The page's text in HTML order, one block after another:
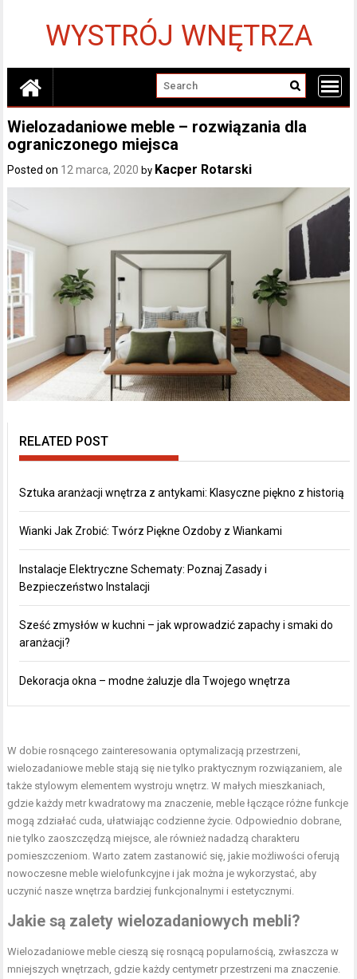
WYSTRÓJ WNĘTRZA
Wielozadaniowe meble – rozwiązania dla
ograniczonego miejsca
Posted on 12 marca, 2020 by Kacper Rotarski
RELATED POST
Sztuka aranżacji wnętrza z antykami: Klasyczne piękno z historią
Wianki Jak Zrobić: Twórz Piękne Ozdoby z Wiankami
Instalacje Elektryczne Schematy: Poznaj Zasady i
Bezpieczeństwo Instalacji
Sześć zmysłów w kuchni – jak wprowadzić zapachy i smaki do
aranżacji?
Dekoracja okna – modne żaluzje dla Twojego wnętrza
W dobie rosnącego zainteresowania optymalizacją przestrzeni,
wielozadaniowe meble stają się nie tylko praktycznym rozwiązaniem, ale
także stylowym elementem wystroju wnętrz. W małych mieszkaniach,
gdzie każdy metr kwadratowy ma znaczenie, meble łączące różne funkcje
mogą zdziałać cuda, ułatwiając codzienne życie. Odpowiednio dobrane,
nie tylko zaoszczędzą miejsce, ale również nadadzą charakteru
pomieszczeniom. Warto zatem zastanowić się, jakie możliwości oferują
nowoczesne meble wielofunkcyjne i jak można je wykorzystać, aby
uczynić nasze wnętrza bardziej funkcjonalnymi i estetycznymi.
Jakie są zalety wielozadaniowych mebli?
Wielozadaniowe meble cieszą się rosnącą popularnością, zwłaszcza w
mniejszych wnętrzach, gdzie każdy centymetr przestrzeni ma znaczenie.